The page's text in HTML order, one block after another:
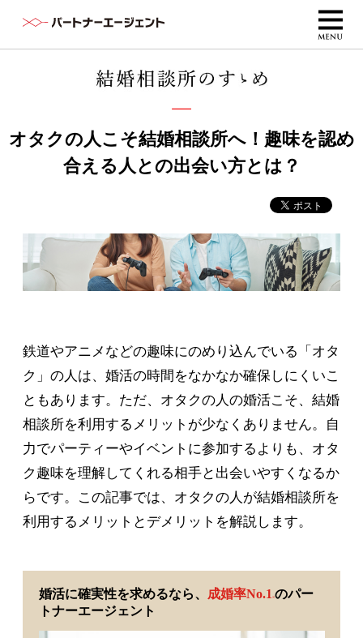
オタクの人こそ結婚相談所へ！趣味を認め
合える人との出会い方とは？
鉄道やアニメなどの趣味にのめり込んでいる「オタ
ク」の人は、婚活の時間をなかなか確保しにくいこ
ともあります。ただ、オタクの人の婚活こそ、結婚
相談所を利用するメリットが少なくありません。自
力でパーティーやイベントに参加するよりも、オタ
ク趣味を理解してくれる相手と出会いやすくなるか
らです。この記事では、オタクの人が結婚相談所を
利用するメリットとデメリットを解説します。
婚活に確実性を求めるなら、 成婚率No.1 ※のパー
トナーエージェント